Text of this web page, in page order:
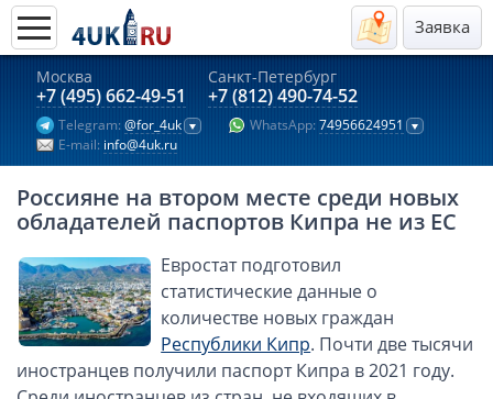
Заявка
Москва
+7 (495) 662-49-51
Санкт-Петербург
+7 (812) 490-74-52
Telegram: @for_4uk WhatsApp: 74956624951
E-mail: info@4uk.ru
Актуальные предложения 2026
Компании в Гонконге
Английские компании LTD
Киргизия (компания и счёт)
Компании в Китае
Kомпания в Канаде с лицензией MSB
Казахстан (компания и счёт)
Открытие счета в банках Казахстана
Платежная система Гонконга
Россияне на втором месте среди новых
обладателей паспортов Кипра не из ЕС
Евростат подготовил
статистические данные о
количестве новых граждан
Республики Кипр. Почти две тысячи
иностранцев получили паспорт Кипра в 2021 году.